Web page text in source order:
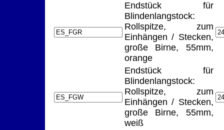
Endstück für
Blindenlangstock:
Rollspitze, zum
Einhängen / Stecken,
große Birne, 55mm,
orange
Endstück für
Blindenlangstock:
Rollspitze, zum
Einhängen / Stecken,
große Birne, 55mm,
weiß